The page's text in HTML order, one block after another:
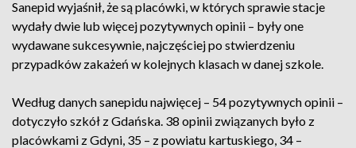
Sanepid wyjaśnił, że są placówki, w których sprawie stacje
wydały dwie lub więcej pozytywnych opinii – były one
wydawane sukcesywnie, najczęściej po stwierdzeniu
przypadków zakażeń w kolejnych klasach w danej szkole.
Według danych sanepidu najwięcej – 54 pozytywnych opinii –
dotyczyło szkół z Gdańska. 38 opinii związanych było z
placówkami z Gdyni, 35 – z powiatu kartuskiego, 34 –